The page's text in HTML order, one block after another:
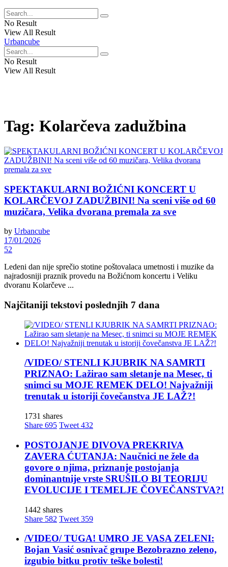
No Result
View All Result
Urbancube
No Result
View All Result
Tag: Kolarčeva zadužbina
SPEKTAKULARNI BOŽIĆNI KONCERT U
KOLARČEVOJ ZADUŽBINI! Na sceni više od 60
muzičara, Velika dvorana premala za sve
by Urbancube
17/01/2026
52
Ledeni dan nije sprečio stotine poštovalaca umetnosti i muzike da
najradosniji praznik provedu na Božićnom koncertu i Veliku
dvoranu Kolarčeve ...
Najčitaniji tekstovi poslednjih 7 dana
/VIDEO/ STENLI KJUBRIK NA SAMRTI
PRIZNAO: Lažirao sam sletanje na Mesec, ti
snimci su MOJE REMEK DELO! Najvažniji
trenutak u istoriji čovečanstva JE LAŽ?!
1731 shares
Share 695 Tweet 432
POSTOJANJE DIVOVA PREKRIVA
ZAVERA ĆUTANJA: Naučnici ne žele da
govore o njima, priznanje postojanja
dominantnije vrste SRUŠILO BI TEORIJU
EVOLUCIJE I TEMELJE ČOVEČANSTVA?!
1442 shares
Share 582 Tweet 359
/VIDEO/ TUGA! UMRO JE VASA ZELENI:
Bojan Vasić osnivač grupe Bezobrazno zeleno,
izgubio bitku protiv teške bolesti!